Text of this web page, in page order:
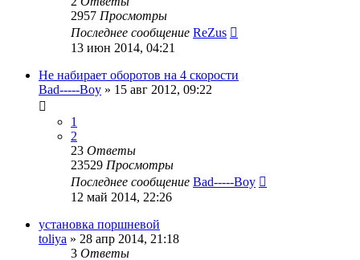
2957 Просмотры
Последнее сообщение ReZus
13 июн 2014, 04:21
Не набирает оборотов на 4 скорости
Bad-----Boy » 15 авг 2012, 09:22
1
2
23 Ответы
23529 Просмотры
Последнее сообщение Bad-----Boy
12 май 2014, 22:26
установка поршневой
toliya » 28 апр 2014, 21:18
3 Ответы